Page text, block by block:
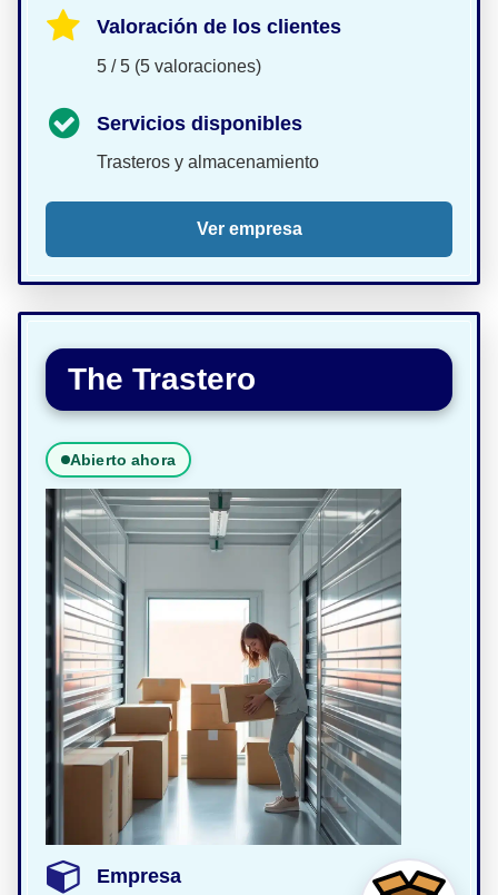
Valoración de los clientes
5 / 5 (5 valoraciones)
Servicios disponibles
Trasteros y almacenamiento
Ver empresa
The Trastero
Abierto ahora
Empresa